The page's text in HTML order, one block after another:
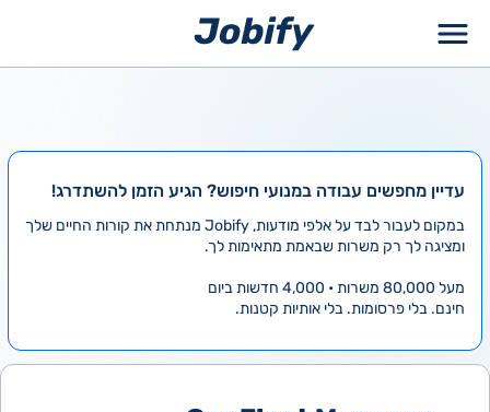
עדיין מחפשים עבודה במנועי חיפוש? הגיע הזמן להשתדרג!
במקום לעבור לבד על אלפי מודעות, Jobify מנתחת את קורות החיים שלך
ומציגה לך רק משרות שבאמת מתאימות לך.
מעל 80,000 משרות • 4,000 חדשות ביום
חינם. בלי פרסומות. בלי אותיות קטנות.